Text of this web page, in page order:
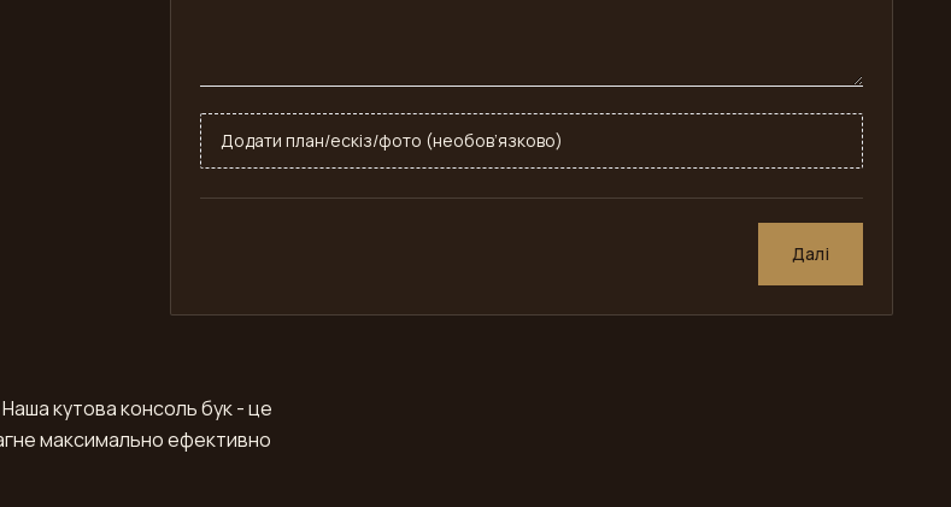
Додати план/ескіз/фото (необов’язково)
Далі
кутова консоль бук - це
максимально ефективно